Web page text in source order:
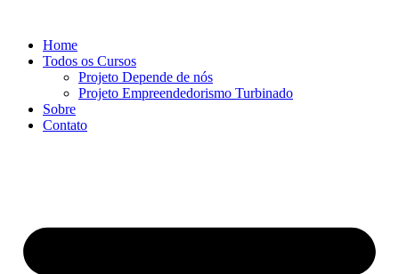
conteúdo
Home
Todos os Cursos
Projeto Depende de nós
Projeto Empreendedorismo Turbinado
Sobre
Contato